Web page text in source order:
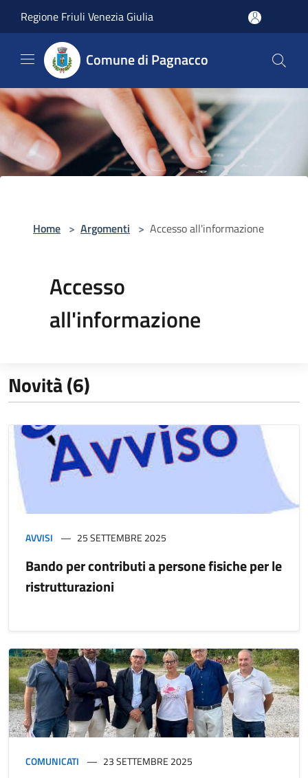
Regione Friuli Venezia Giulia
Comune di Pagnacco
Home > Argomenti > Accesso all'informazione
Accesso
all'informazione
Novità (6)
AVVISI 25 SETTEMBRE 2025
Bando per contributi a persone fisiche per le
ristrutturazioni
COMUNICATI 23 SETTEMBRE 2025